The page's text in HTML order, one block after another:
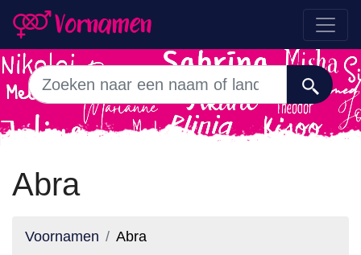
Abra
Voornamen Abra